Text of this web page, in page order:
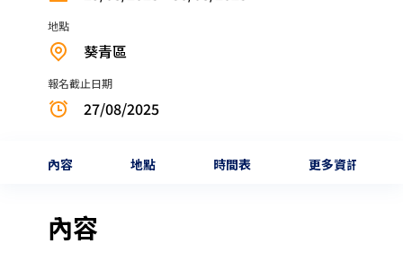
地點
葵青區
報名截止日期
27/08/2025
內容 地點 時間表 更多資訊
內容